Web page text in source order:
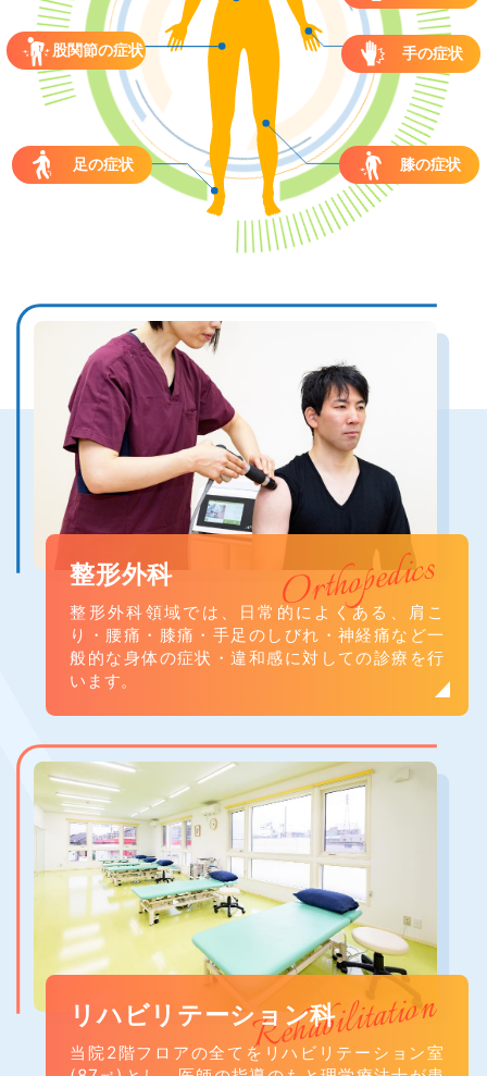
手の症状
股関節の症状
膝の症状
足の症状
整形外科 Orthopedics
整形外科領域では、日常的によくある、肩こ
り・腰痛・膝痛・手足のしびれ・神経痛など一
般的な身体の症状・違和感に対しての診療を行
います。
リハビリテーション科Rehabilitation
当院2階フロアの全てをリハビリテーション室